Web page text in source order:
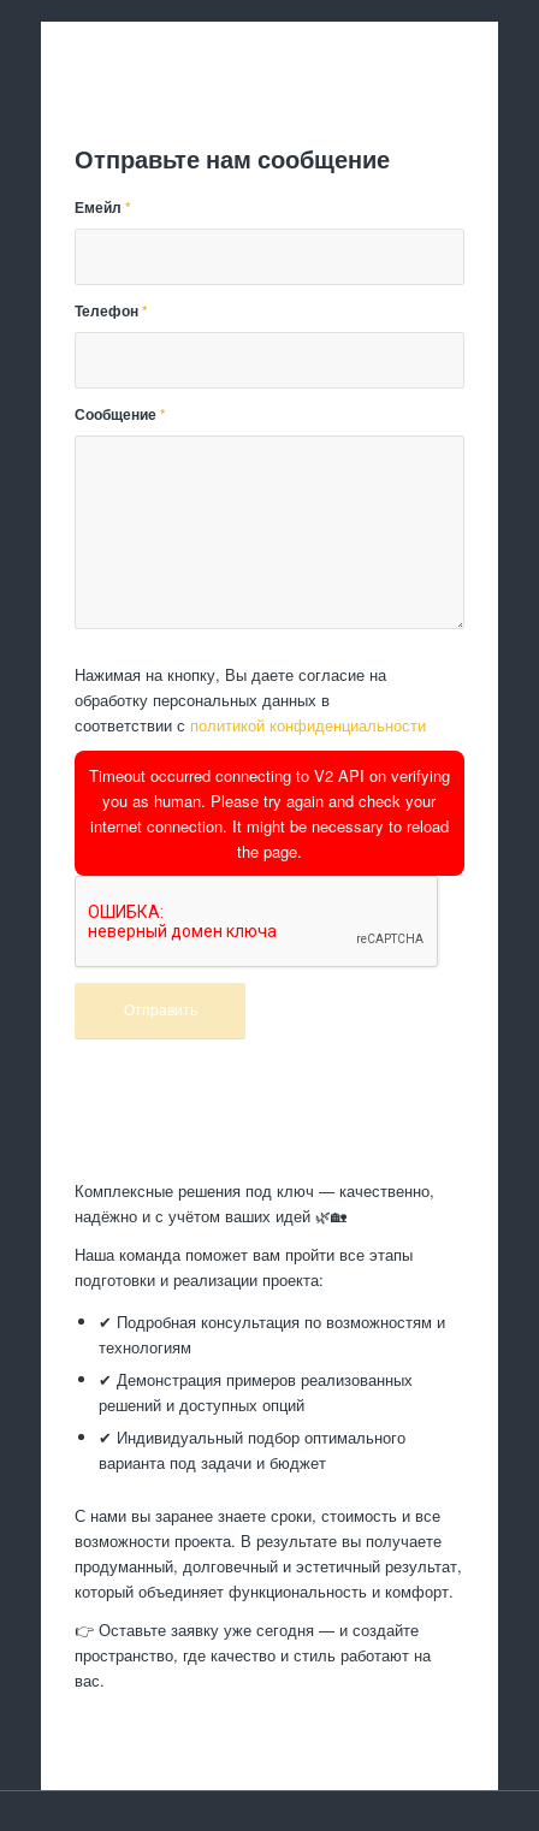
Отправьте нам сообщение
Емейл*
Телефон*
Сообщение*
Нажимая на кнопку, Вы даете согласие на
обработку персональных данных в
соответствии с политикой конфиденциальности
Timeout occurred connecting to V2 API on verifying
you as human. Please try again and check your
internet connection. It might be necessary to reload
the page.
Комплексные решения под ключ — качественно,
надёжно и с учётом ваших идей 🌿🏡
Наша команда поможет вам пройти все этапы
подготовки и реализации проекта:
✔ Подробная консультация по возможностям и
технологиям
✔ Демонстрация примеров реализованных
решений и доступных опций
✔ Индивидуальный подбор оптимального
варианта под задачи и бюджет
С нами вы заранее знаете сроки, стоимость и все
возможности проекта. В результате вы получаете
продуманный, долговечный и эстетичный результат,
который объединяет функциональность и комфорт.
👉 Оставьте заявку уже сегодня — и создайте
пространство, где качество и стиль работают на
вас.